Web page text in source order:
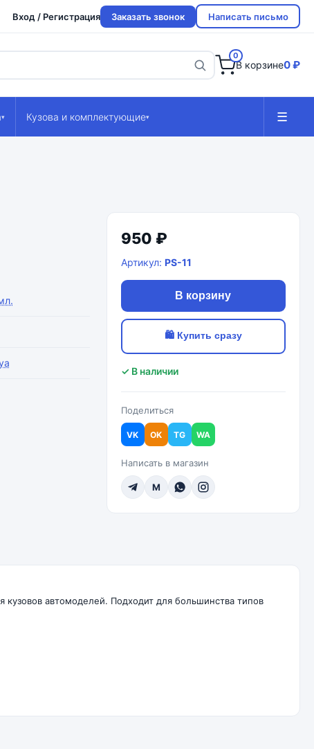
Вход / Регистрация Заказать звонок Написать письмо
0
В корзине0 ₽
▾ Кузова и комплектующие▾ ☰
950 ₽
Артикул: PS-11
В корзину
🛍 Купить сразу
✓ В наличии
Поделиться
VK OK TG WA
Написать в магазин
M
кузовов автомоделей. Подходит для большинства типов